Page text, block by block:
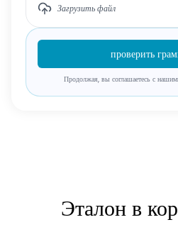
Загрузить файл
проверить
Продолжая, вы соглашаетесь с
Эталон в